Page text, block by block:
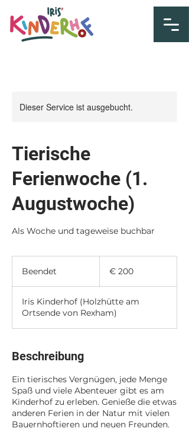
Dieser Service ist ausgebucht.
Tierische
Ferienwoche (1.
Augustwoche)
Als Woche und tageweise buchbar
Beendet
n
d
e
€ 200
Iris Kinderhof (Holzhütte am
Ortsende von Rexham)
Beschreibung
Ein tierisches Vergnügen, jede Menge
Spaß und viele Abenteuer gibt es am
Kinderhof zu erleben. Genieße die etwas
anderen Ferien in der Natur mit vielen
Bauernhoftieren und neuen Freunden.